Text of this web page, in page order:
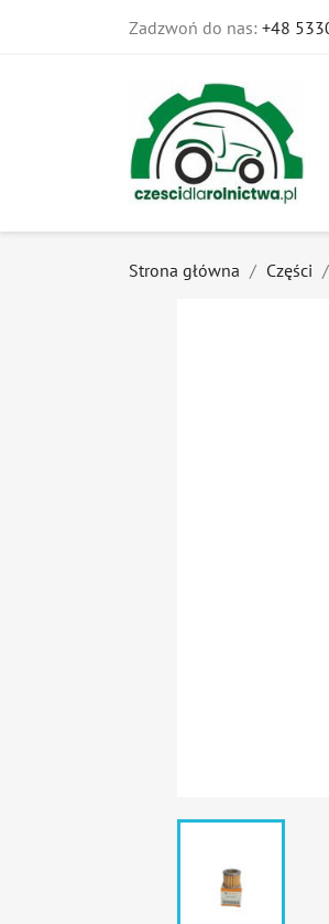
Zadzwoń do nas: +48
Strona główna Części